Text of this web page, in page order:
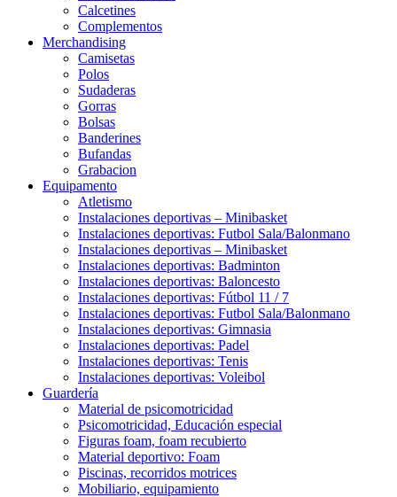
Calcetines
Complementos
Merchandising
Camisetas
Polos
Sudaderas
Gorras
Bolsas
Banderines
Bufandas
Grabacion
Equipamento
Atletismo
Instalaciones deportivas – Minibasket
Instalaciones deportivas: Futbol Sala/Balonmano
Instalaciones deportivas – Minibasket
Instalaciones deportivas: Badminton
Instalaciones deportivas: Baloncesto
Instalaciones deportivas: Fútbol 11 / 7
Instalaciones deportivas: Futbol Sala/Balonmano
Instalaciones deportivas: Gimnasia
Instalaciones deportivas: Padel
Instalaciones deportivas: Tenis
Instalaciones deportivas: Voleibol
Guardería
Material de psicomotricidad
Psicomotricidad, Educación especial
Figuras foam, foam recubierto
Material deportivo: Foam
Piscinas, recorridos motrices
Mobiliario, equipamiento